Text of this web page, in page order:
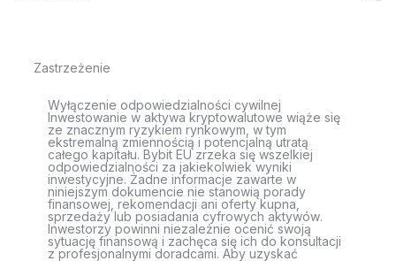
Zastrzeżenie
Wyłączenie odpowiedzialności cywilnej
Inwestowanie w aktywa kryptowalutowe wiąże się
ze znacznym ryzykiem rynkowym, w tym
ekstremalną zmiennością i potencjalną utratą
całego kapitału. Bybit EU zrzeka się wszelkiej
odpowiedzialności za jakiekolwiek wyniki
inwestycyjne. Żadne informacje zawarte w
niniejszym dokumencie nie stanowią porady
finansowej, rekomendacji ani oferty kupna,
sprzedaży lub posiadania cyfrowych aktywów.
Inwestorzy powinni niezależnie ocenić swoją
sytuację finansową i zachęca się ich do konsultacji
z profesjonalnymi doradcami. Aby uzyskać